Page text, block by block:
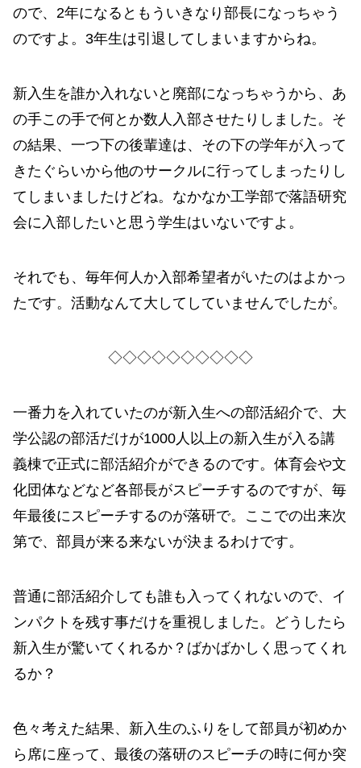
ので、2年になるともういきなり部長になっちゃう
のですよ。3年生は引退してしまいますからね。
新入生を誰か入れないと廃部になっちゃうから、あ
の手この手で何とか数人入部させたりしました。そ
の結果、一つ下の後輩達は、その下の学年が入って
きたぐらいから他のサークルに行ってしまったりし
てしまいましたけどね。なかなか工学部で落語研究
会に入部したいと思う学生はいないですよ。
それでも、毎年何人か入部希望者がいたのはよかっ
たです。活動なんて大してしていませんでしたが。
◇◇◇◇◇◇◇◇◇◇
一番力を入れていたのが新入生への部活紹介で、大
学公認の部活だけが1000人以上の新入生が入る講
義棟で正式に部活紹介ができるのです。体育会や文
化団体などなど各部長がスピーチするのですが、毎
年最後にスピーチするのが落研で。ここでの出来次
第で、部員が来る来ないが決まるわけです。
普通に部活紹介しても誰も入ってくれないので、イ
ンパクトを残す事だけを重視しました。どうしたら
新入生が驚いてくれるか？ばかばかしく思ってくれ
るか？
色々考えた結果、新入生のふりをして部員が初めか
ら席に座って、最後の落研のスピーチの時に何か突